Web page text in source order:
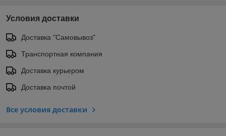
Условия доставки
Доставка "Самовывоз"
Транспортная компания
Доставка курьером
Доставка почтой
Все условия доставки